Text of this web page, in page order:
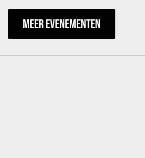
MEER EVENEMENTEN